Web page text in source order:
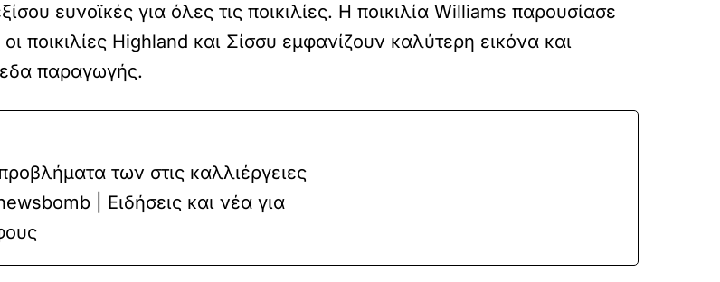
ευνοϊκές για όλες τις ποικιλίες. Η ποικιλία Williams παρουσίασε
ποικιλίες Highland και Σίσσυ εμφανίζουν καλύτερη εικόνα και
παραγωγής.
των στις καλλιέργειες
| Ειδήσεις και νέα για